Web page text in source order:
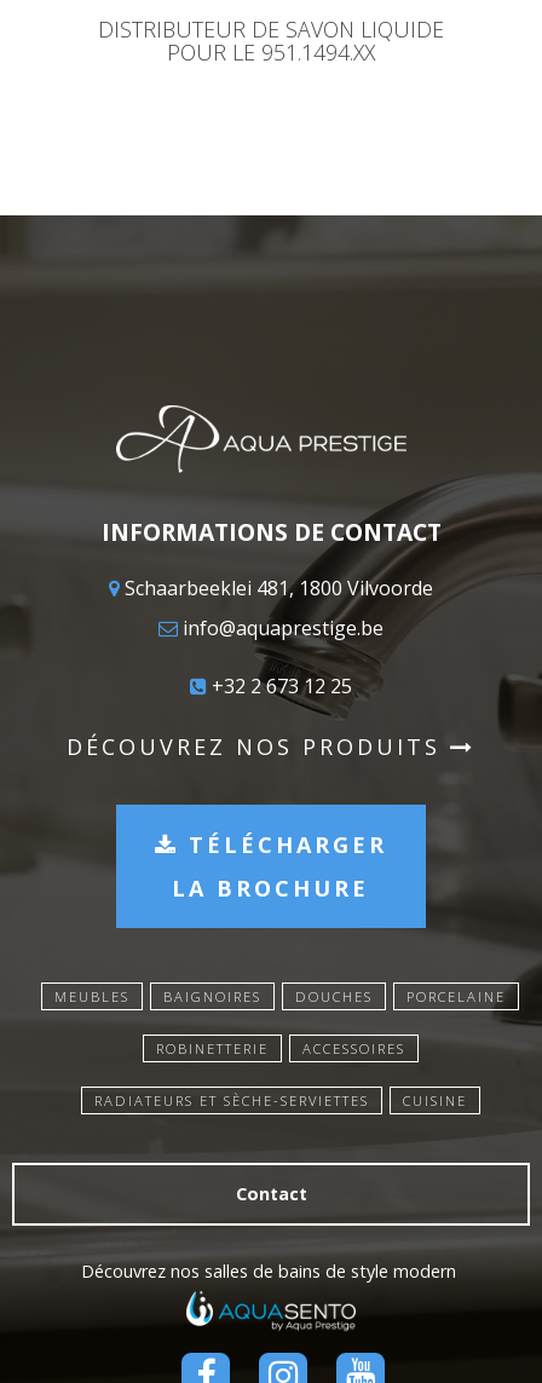
DISTRIBUTEUR DE SAVON LIQUIDE
POUR LE 951.1494.XX
INFORMATIONS DE CONTACT
Schaarbeeklei 481, 1800 Vilvoorde
info@aquaprestige.be
+32 2 673 12 25
DÉCOUVREZ NOS PRODUITS
TÉLÉCHARGER
LA BROCHURE
MEUBLES BAIGNOIRES DOUCHES PORCELAINE
ROBINETTERIE ACCESSOIRES
RADIATEURS ET SÈCHE-SERVIETTES CUISINE
Contact
Découvrez nos salles de bains de style modern